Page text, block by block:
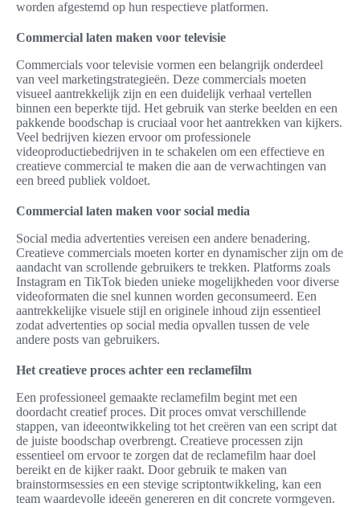
worden afgestemd op hun respectieve platformen.
Commercial laten maken voor televisie
Commercials voor televisie vormen een belangrijk onderdeel
van veel marketingstrategieën. Deze commercials moeten
visueel aantrekkelijk zijn en een duidelijk verhaal vertellen
binnen een beperkte tijd. Het gebruik van sterke beelden en een
pakkende boodschap is cruciaal voor het aantrekken van kijkers.
Veel bedrijven kiezen ervoor om professionele
videoproductiebedrijven in te schakelen om een effectieve en
creatieve commercial te maken die aan de verwachtingen van
een breed publiek voldoet.
Commercial laten maken voor social media
Social media advertenties vereisen een andere benadering.
Creatieve commercials moeten korter en dynamischer zijn om de
aandacht van scrollende gebruikers te trekken. Platforms zoals
Instagram en TikTok bieden unieke mogelijkheden voor diverse
videoformaten die snel kunnen worden geconsumeerd. Een
aantrekkelijke visuele stijl en originele inhoud zijn essentieel
zodat advertenties op social media opvallen tussen de vele
andere posts van gebruikers.
Het creatieve proces achter een reclamefilm
Een professioneel gemaakte reclamefilm begint met een
doordacht creatief proces. Dit proces omvat verschillende
stappen, van ideeontwikkeling tot het creëren van een script dat
de juiste boodschap overbrengt. Creatieve processen zijn
essentieel om ervoor te zorgen dat de reclamefilm haar doel
bereikt en de kijker raakt. Door gebruik te maken van
brainstormsessies en een stevige scriptontwikkeling, kan een
team waardevolle ideeën genereren en dit concrete vormgeven.